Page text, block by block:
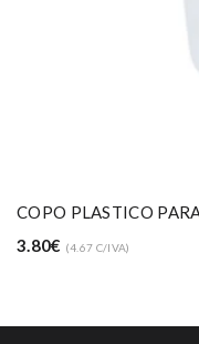
COPO PLASTICO
3.80€ (4.67 C/IVA)